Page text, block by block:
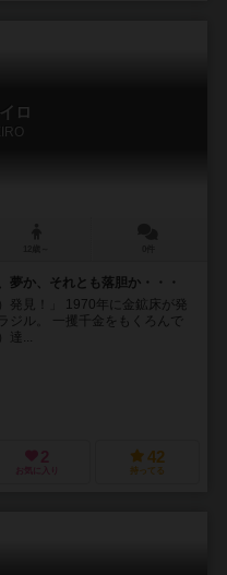
ロ
夢か、それとも落胆か・・・
発見！」 1970年に金鉱床が発
ジル。 一攫千金をもくろんで
達...
2
お気に入り
42
持ってる